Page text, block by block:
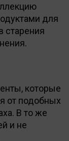
для
старения
которые
от подобных
В то же
и не